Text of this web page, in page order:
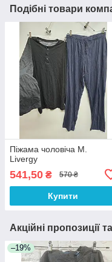
Подібні товари
Піжама чоловіча M.
Livergy
541,50 ₴ 570 ₴
Купити
Акційні пропозиції
–19%